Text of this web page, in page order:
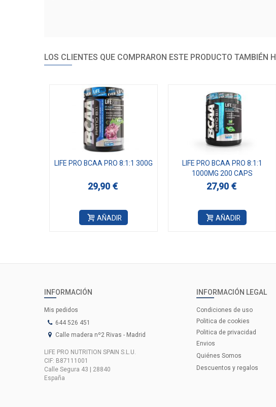
LOS CLIENTES QUE COMPRARON ESTE PRODUCTO TAMBIÉN
LIFE PRO BCAA PRO 8:1:1 300G
29,90 €
AÑADIR
LIFE PRO BCAA PRO 8:1:1
1000MG 200 CAPS
27,90 €
AÑADIR
INFORMACIÓN
Mis pedidos
644 526 451
Calle madera nº2 Rivas - Madrid
LIFE PRO NUTRITION SPAIN S.L.U.
CIF: B87111001
Calle Segura 43 | 28840
España
INFORMACIÓN LEGAL
Condiciones de uso
Politica de cookies
Politica de privacidad
Envios
Quiénes Somos
Descuentos y regalos